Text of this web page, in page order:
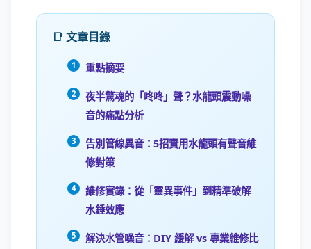
📑 文章目錄
重點摘要
夜半驚魂的「咚咚」聲？水龍頭震動噪
音的痛點分析
告別管線異音：5招實用水龍頭有聲音維
修對策
維修實錄：從「靈異事件」到精準破解
水錘效應
解決水管噪音：DIY 緩解 vs 專業維修比